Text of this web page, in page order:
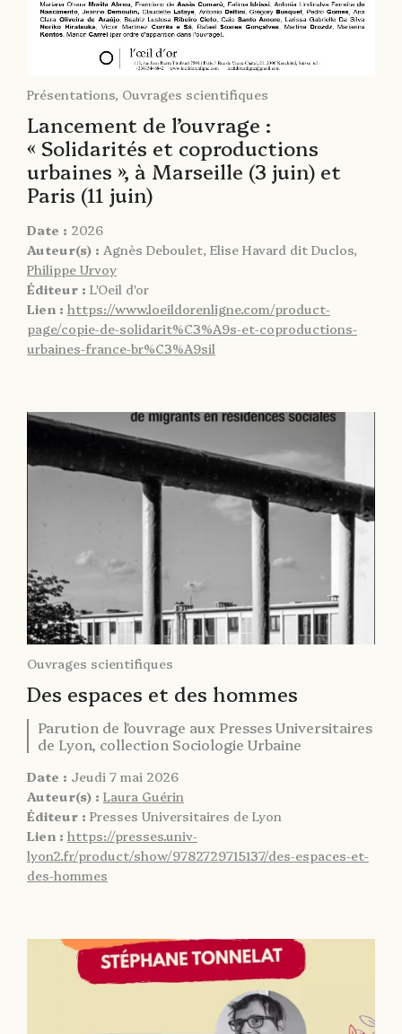
Présentations, Ouvrages scientifiques
Lancement de l’ouvrage :
« Solidarités et coproductions
urbaines », à Marseille (3 juin) et
Paris (11 juin)
Date : 2026
Auteur(s) : Agnès Deboulet, Elise Havard dit Duclos,
Philippe Urvoy
Éditeur : L'Oeil d'or
Lien : https://www.loeildorenligne.com/product-
page/copie-de-solidarit%C3%A9s-et-coproductions-
urbaines-france-br%C3%A9sil
Ouvrages scientifiques
Des espaces et des hommes
Parution de l'ouvrage aux Presses Universitaires
de Lyon, collection Sociologie Urbaine
Date : Jeudi 7 mai 2026
Auteur(s) : Laura Guérin
Éditeur : Presses Universitaires de Lyon
Lien : https://presses.univ-
lyon2.fr/product/show/9782729715137/des-espaces-et-
des-hommes